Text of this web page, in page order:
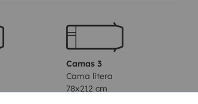
Camas 3
Cama litera
78x212 cm